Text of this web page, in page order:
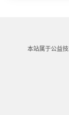
本站属于公益